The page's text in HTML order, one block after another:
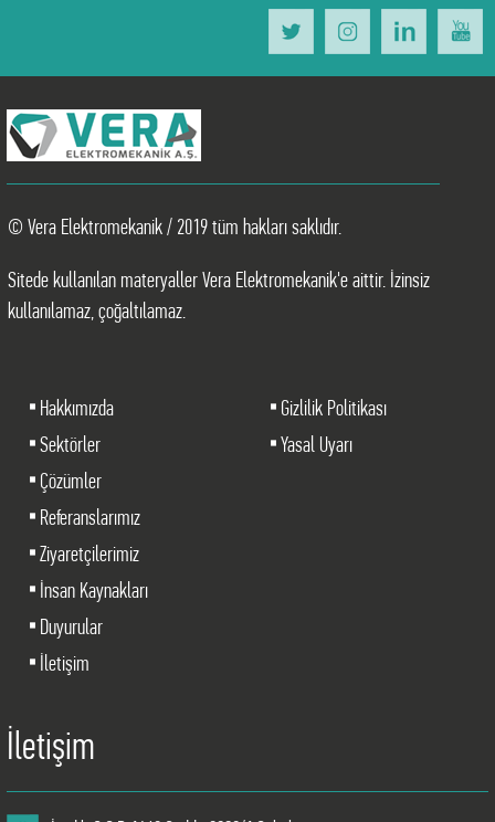
© Vera Elektromekanik / 2019 tüm hakları saklıdır.
Sitede kullanılan materyaller Vera Elektromekanik'e aittir. İzinsiz
kullanılamaz, çoğaltılamaz.
Hakkımızda
Sektörler
Çözümler
Referanslarımız
Ziyaretçilerimiz
İnsan Kaynakları
Duyurular
İletişim
Gizlilik Politikası
Yasal Uyarı
İletişim